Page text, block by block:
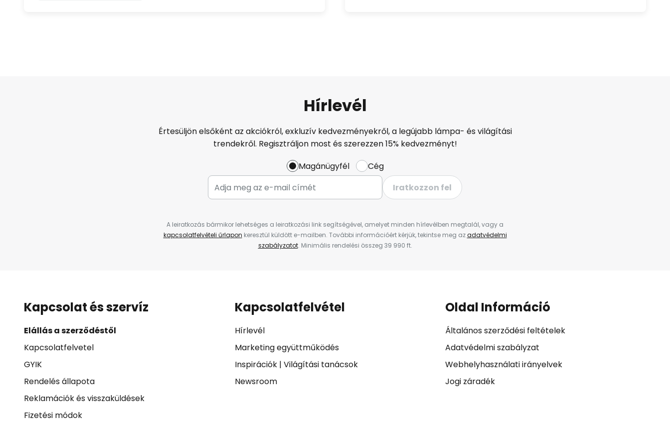
Hírlevél
Értesüljön elsőként az akciókról, exkluzív kedvezményekről, a legújabb lámpa- és világítási
trendekről. Regisztráljon most és szerezzen 15% kedvezményt!
Magánügyfél
Cég
Iratkozzon fel
A leiratkozás bármikor lehetséges a leiratkozási link segítségével, amelyet minden hírlevélben megtalál, vagy a
kapcsolatfelvételi űrlapon keresztül küldött e-mailben. További információért kérjük, tekintse meg azadatvédelmi
szabályzatot. Minimális rendelési összeg 39 990 ft.
Kapcsolat és szervíz
Elállás a szerződéstől
Kapcsolatfelvetel
GYIK
Rendelés állapota
Reklamációk és visszaküldések
Fizetési módok
Kapcsolatfelvétel
Hírlevél
Marketing együttműködés
Inspirációk| Világítási tanácsok
Newsroom
Oldal Információ
Általános szerződési feltételek
Adatvédelmi szabályzat
Webhelyhasználati irányelvek
Jogi záradék